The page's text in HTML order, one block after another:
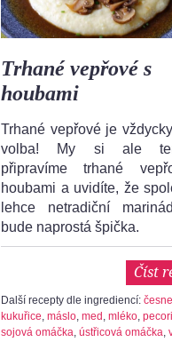
Trhané vepřové s
houbami
Trhané vepřové je
volba! My si ale
připravíme trhané
houbami a uvidíte, že
lehce netradiční
bude naprostá špička.
Číst
Další recepty dle ingrediencí:
kukuřice máslo med mléko
sojová omáčka ústřicová omáčka